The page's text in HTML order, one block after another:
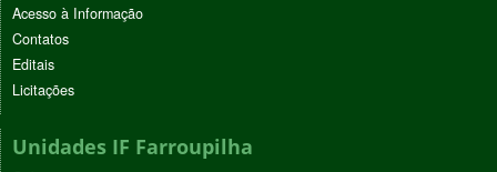
Acesso à Informação
Contatos
Editais
Licitações
Unidades IF Farroupilha